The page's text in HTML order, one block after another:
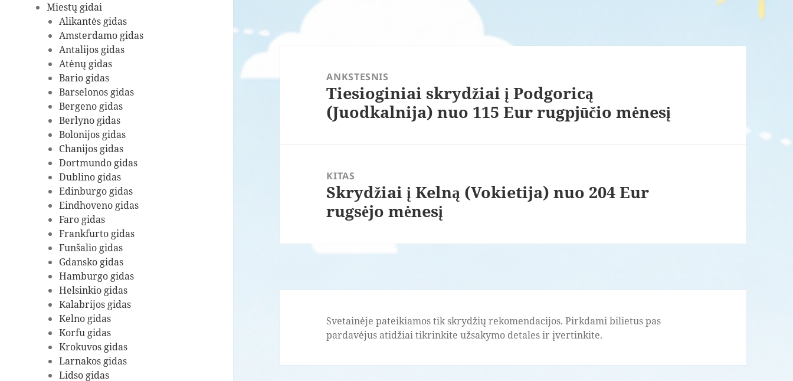
Miestų gidai
Alikantės gidas
Amsterdamo gidas
Antalijos gidas
Atėnų gidas
Bario gidas
Barselonos gidas
Bergeno gidas
Berlyno gidas
Bolonijos gidas
Chanijos gidas
Dortmundo gidas
Dublino gidas
Edinburgo gidas
Eindhoveno gidas
Faro gidas
Frankfurto gidas
Funšalio gidas
Gdansko gidas
Hamburgo gidas
Helsinkio gidas
Kalabrijos gidas
Kelno gidas
Korfu gidas
Krokuvos gidas
Larnakos gidas
Lidso gidas
ANKSTESNIS
Ankstesnis
įrašas:
Tiesioginiai skrydžiai į Podgoricą
(Juodkalnija) nuo 115 Eur rugpjūčio mėnesį
KITAS
Paskesnis
įrašas:
Skrydžiai į Kelną (Vokietija) nuo 204 Eur
rugsėjo mėnesį
Svetainėje pateikiamos tik skrydžių rekomendacijos. Pirkdami bilietus pas
pardavėjus atidžiai tikrinkite užsakymo detales ir įvertinkite.